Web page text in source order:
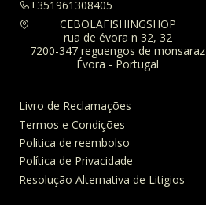
+351961308405
CEBOLAFISHINGSHOP
rua de évora n 32, 32
7200-347 reguengos de monsaraz
Évora - Portugal
Livro de Reclamações
Termos e Condições
Politica de reembolso
Política de Privacidade
Resolução Alternativa de Litigios